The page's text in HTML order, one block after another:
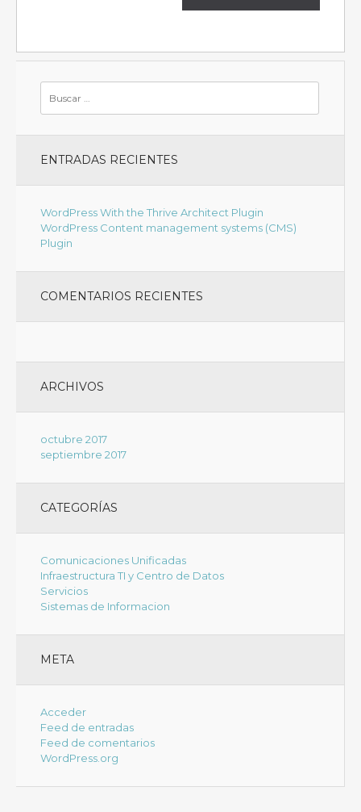
ENTRADAS RECIENTES
WordPress With the Thrive Architect Plugin
WordPress Content management systems (CMS)
Plugin
COMENTARIOS RECIENTES
ARCHIVOS
octubre 2017
septiembre 2017
CATEGORÍAS
Comunicaciones Unificadas
Infraestructura TI y Centro de Datos
Servicios
Sistemas de Informacion
META
Acceder
Feed de entradas
Feed de comentarios
WordPress.org